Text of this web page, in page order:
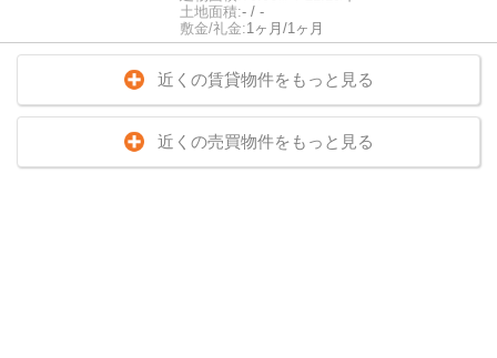
土地面積:- / -
敷金/礼金:1ヶ月/1ヶ月
近くの賃貸物件をもっと見る
近くの売買物件をもっと見る